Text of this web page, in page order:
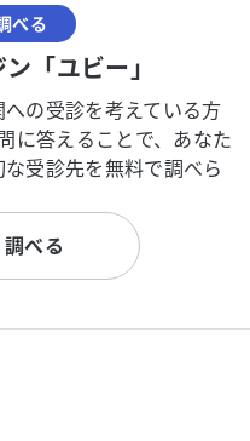
べる
「ユビー」
の受診を考えている方
に答えることで、あなた
受診先を無料で調べら
べる